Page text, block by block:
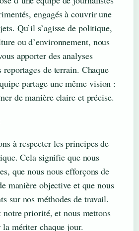
engagés à couvrir une
Qu’il s’agisse de politique,
ou d’environnement, nous
apporter des analyses
reportages de terrain. Chaque
partage une même vision :
de manière claire et précise.
à respecter les principes de
Cela signifie que nous
que nous nous efforçons de
manière objective et que nous
sur nos méthodes de travail.
notre priorité, et nous mettons
mériter chaque jour.